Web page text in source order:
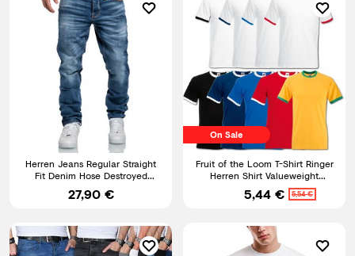
Herren Jeans Regular Straight
Fit Denim Hose Destroyed
A79084
27,90 €
On Sale
Fruit of the Loom T-Shirt Ringer
Herren Shirt Valueweight
Baumwolle S M L XL XXL
5,44 € 5,54 €